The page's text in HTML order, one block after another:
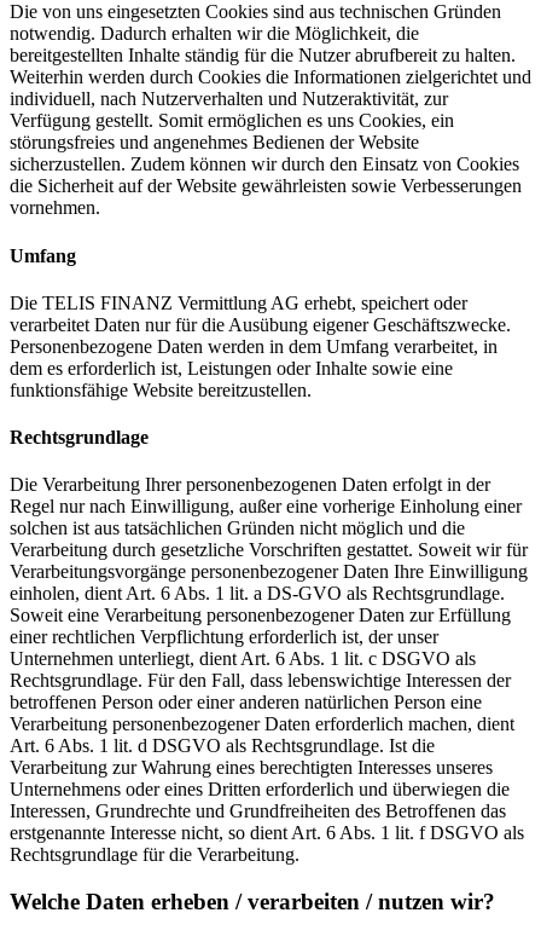
Die von uns eingesetzten Cookies sind aus technischen Gründen
notwendig. Dadurch erhalten wir die Möglichkeit, die
bereitgestellten Inhalte ständig für die Nutzer abrufbereit zu halten.
Weiterhin werden durch Cookies die Informationen zielgerichtet und
individuell, nach Nutzerverhalten und Nutzeraktivität, zur
Verfügung gestellt. Somit ermöglichen es uns Cookies, ein
störungsfreies und angenehmes Bedienen der Website
sicherzustellen. Zudem können wir durch den Einsatz von Cookies
die Sicherheit auf der Website gewährleisten sowie Verbesserungen
vornehmen.
Umfang
Die TELIS FINANZ Vermittlung AG erhebt, speichert oder
verarbeitet Daten nur für die Ausübung eigener Geschäftszwecke.
Personenbezogene Daten werden in dem Umfang verarbeitet, in
dem es erforderlich ist, Leistungen oder Inhalte sowie eine
funktionsfähige Website bereitzustellen.
Rechtsgrundlage
Die Verarbeitung Ihrer personenbezogenen Daten erfolgt in der
Regel nur nach Einwilligung, außer eine vorherige Einholung einer
solchen ist aus tatsächlichen Gründen nicht möglich und die
Verarbeitung durch gesetzliche Vorschriften gestattet. Soweit wir für
Verarbeitungsvorgänge personenbezogener Daten Ihre Einwilligung
einholen, dient Art. 6 Abs. 1 lit. a DS-GVO als Rechtsgrundlage.
Soweit eine Verarbeitung personenbezogener Daten zur Erfüllung
einer rechtlichen Verpflichtung erforderlich ist, der unser
Unternehmen unterliegt, dient Art. 6 Abs. 1 lit. c DSGVO als
Rechtsgrundlage. Für den Fall, dass lebenswichtige Interessen der
betroffenen Person oder einer anderen natürlichen Person eine
Verarbeitung personenbezogener Daten erforderlich machen, dient
Art. 6 Abs. 1 lit. d DSGVO als Rechtsgrundlage. Ist die
Verarbeitung zur Wahrung eines berechtigten Interesses unseres
Unternehmens oder eines Dritten erforderlich und überwiegen die
Interessen, Grundrechte und Grundfreiheiten des Betroffenen das
erstgenannte Interesse nicht, so dient Art. 6 Abs. 1 lit. f DSGVO als
Rechtsgrundlage für die Verarbeitung.
Welche Daten erheben / verarbeiten / nutzen wir?